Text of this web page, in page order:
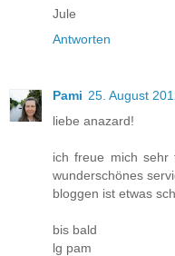
Jule
Antworten
Pami 25. August
liebe anazard!
ich freue mich
wunderschönes
bloggen ist etwas
bis bald
lg pam